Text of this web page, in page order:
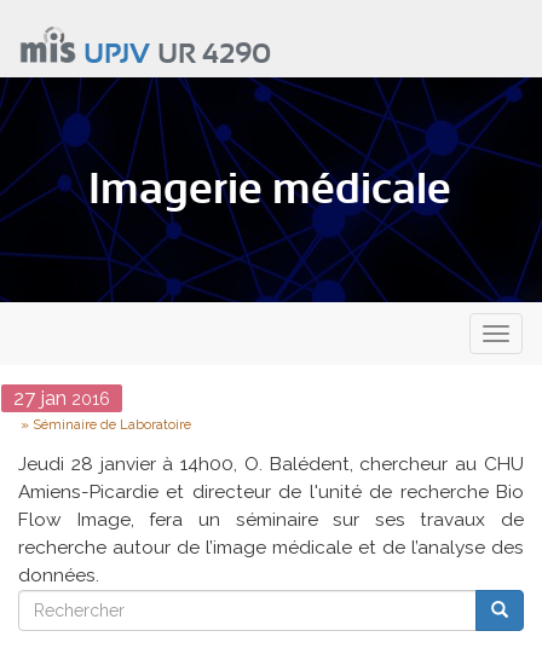
contenu
principal
UPJVUR 4290
Imagerie médicale
Date
27 jan 2016
Type
Séminaire de Laboratoire
Jeudi 28 janvier à 14h00, O. Balédent, chercheur au CHU
Amiens-Picardie et directeur de l'unité de recherche Bio
Flow Image, fera un séminaire sur ses travaux de
recherche autour de l’image médicale et de l’analyse des
données.
Rechercher
Rechercher